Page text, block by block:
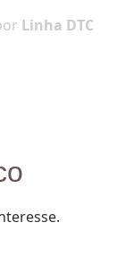
Linha DTC